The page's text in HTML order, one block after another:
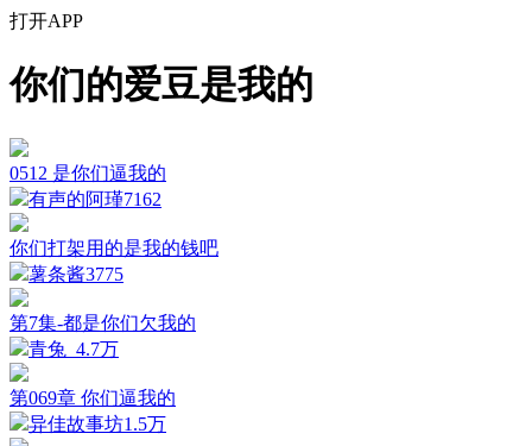
打开APP
你们的爱豆是我的
0512 是你们逼我的
有声的阿瑾7162
你们打架用的是我的钱吧
薯条酱3775
第7集-都是你们欠我的
青兔_ 4.7万
第069章 你们逼我的
异佳故事坊1.5万